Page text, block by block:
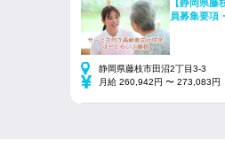
【静岡県藤
員募集要項
静岡県藤枝市田沼2丁目3-3
月給 260,942円 〜 273,083円